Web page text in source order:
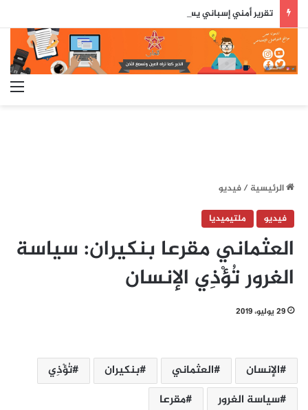
الرئيسية/فيديو
فيديو
ملتيميديا
العثماني مقرعا بنكيران: سياسة
الغرور تُؤْذِي الإنسان
29 يوليو، 2019
الإنسان العثماني بنكيران
تُؤْذِي
سياسة الغرور
مقرعا